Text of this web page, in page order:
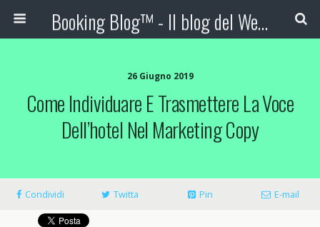
Booking Blog™ - Il blog del Web Marketing Turistico
26 Giugno 2019
Come Individuare E Trasmettere La Voce
Dell’hotel Nel Marketing Copy
Condividi Twitta Pin E-mail